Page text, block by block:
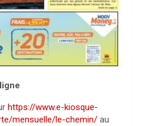
https://www.e-kiosque-
mensuelle/le-chemin/ au